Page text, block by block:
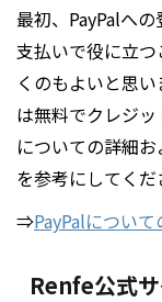
最初、PayPalへ
支払いで役に立
くのもよいと思
は無料でクレジ
についての詳細
を参考にしてくだ
⇒PayPalについ
Renfe公式